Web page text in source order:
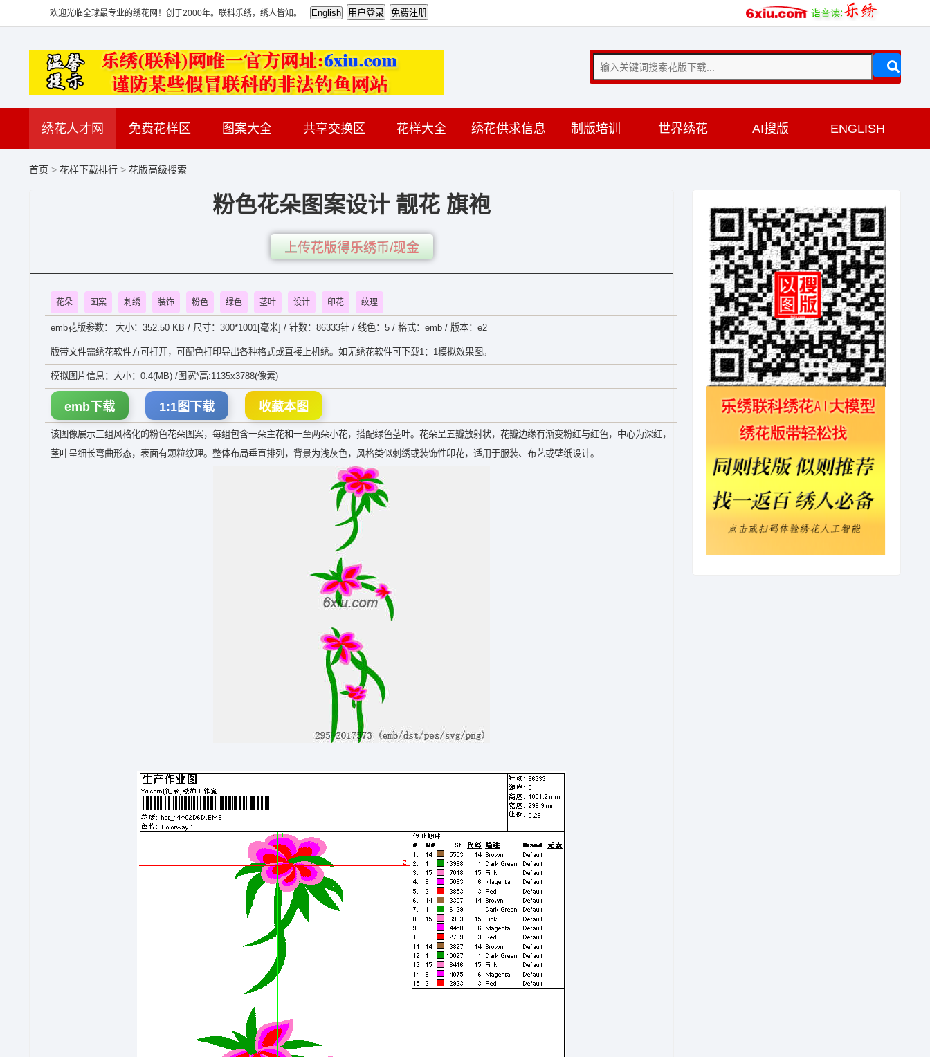
欢迎光临全球最专业的绣花网！创于2000年。联科乐绣，绣人皆知。
绣花人才网 免费花样区 图案大全 共享交换区 花样大全 绣花供求信息 制版培训 世界绣花 AI搜版 ENGLISH
首页 > 花样下载排行 > 花版高级搜索
粉色花朵图案设计 靓花 旗袍
上传花版得乐绣币/现金
花朵 图案 刺绣 装饰 粉色 绿色 茎叶 设计 印花 纹理
emb花版参数： 大小：352.50 KB / 尺寸：300*1001[毫米] / 针数：86333针 / 线色：5 / 格式：emb / 版本：e2
版带文件需绣花软件方可打开，可配色打印导出各种格式或直接上机绣。如无绣花软件可下载1：1模拟效果图。
模拟图片信息：大小：0.4(MB) /图宽*高:1135x3788(像素)
emb下载 1:1图下载 收藏本图
该图像展示三组风格化的粉色花朵图案，每组包含一朵主花和一至两朵小花，搭配绿色茎叶。花朵呈五瓣放射状，花瓣边缘有渐变粉红与红色，中心为深红，
茎叶呈细长弯曲形态，表面有颗粒纹理。整体布局垂直排列，背景为浅灰色，风格类似刺绣或装饰性印花，适用于服装、布艺或壁纸设计。